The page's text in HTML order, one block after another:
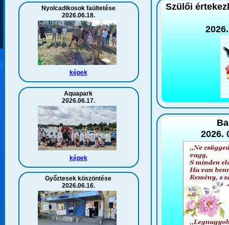
Nyolcadikosok faültetése
2026.06.18.
képek
Aquapark
2026.06.17.
képek
Győztesek köszöntése
2026.06.16.
Szülői
2026.